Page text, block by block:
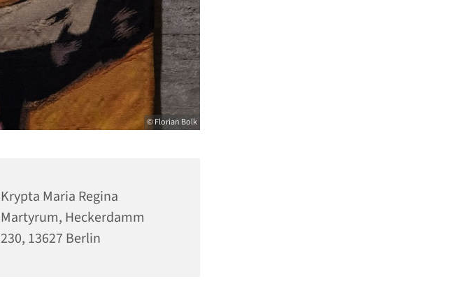
© Florian Bolk
Krypta Maria Regina
Martyrum, Heckerdamm
230, 13627 Berlin